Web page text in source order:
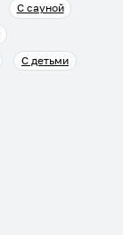
С сауной
С детьми